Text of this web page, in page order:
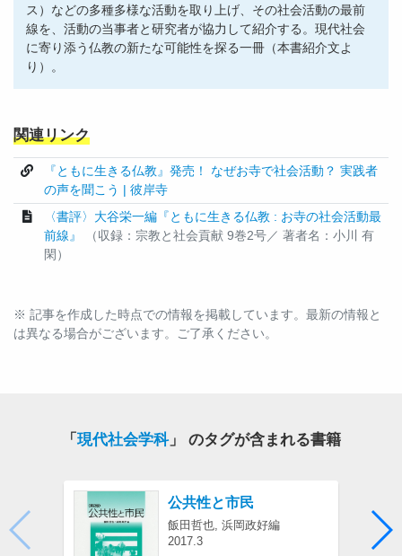
ス）などの多種多様な活動を取り上げ、その社会活動の最前
線を、活動の当事者と研究者が協力して紹介する。現代社会
に寄り添う仏教の新たな可能性を探る一冊（本書紹介文よ
り）。
関連リンク
『ともに生きる仏教』発売！ なぜお寺で社会活動？ 実践者
の声を聞こう | 彼岸寺
〈書評〉大谷栄一編『ともに生きる仏教 : お寺の社会活動最
前線』
（収録：宗教と社会貢献 9巻2号／ 著者名：小川 有
閑）
※ 記事を作成した時点での情報を掲載しています。最新の情報と
は異なる場合がございます。ご了承ください。
「 現代社会学科」 のタグが含まれる書籍
公共性と市民
飯田哲也, 浜岡政好編
2017.3